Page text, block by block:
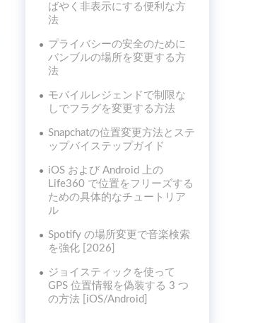
ばやく非表示にする便利な方
法
プライバシーの安全のために
バンブルの場所を変更する方
法
モバイルレジェンドで制限な
しでフラグを変更する方法
Snapchatの位置変更方法とステ
ップバイステップガイド
iOS および Android 上の
Life360 で位置をフリーズする
ための具体的なチュートリア
ル
Spotify の場所変更で音楽検索
を強化 [2026]
ジョイスティックを使って
GPS 位置情報を偽装する 3 つ
の方法 [iOS/Android]